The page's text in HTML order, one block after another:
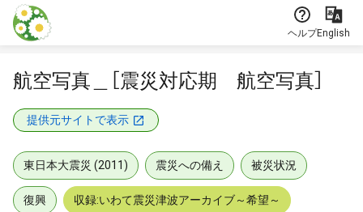
本文に飛ぶ
ヘルプEnglish
航空写真＿［震災対応期 航空写真］
提供元サイトで表示
東日本大震災 (2011) 震災への備え 被災状況
復興 収録:いわて震災津波アーカイブ～希望～